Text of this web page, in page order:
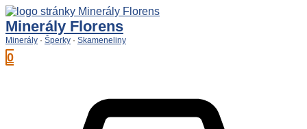
Preskočiť
na
obsah
Minerály Florens
Minerály · Šperky · Skameneliny
0